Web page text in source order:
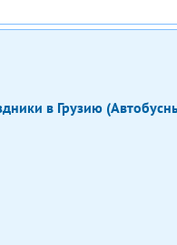
в Грузию